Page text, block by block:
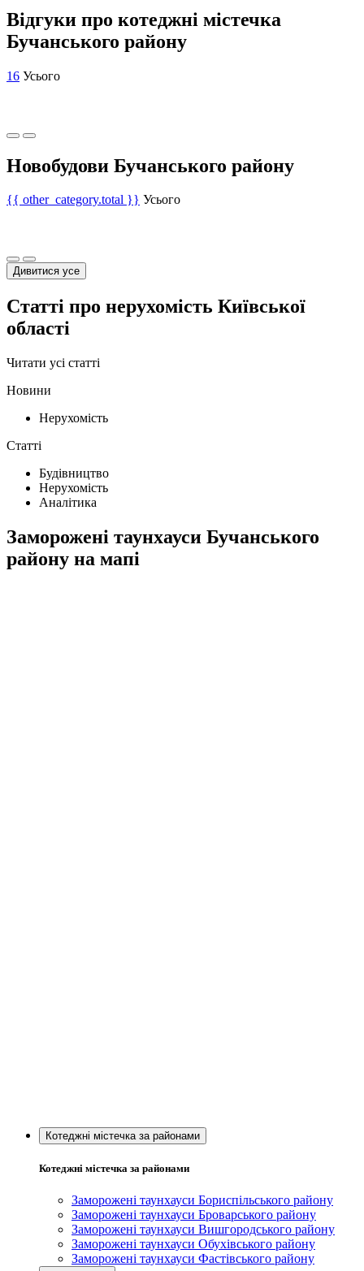
Відгуки про котеджні містечка
Бучанського району
16 Усього
Новобудови Бучанського району
{{ other_category.total }} Усього
Дивитися усе
Статті про нерухомість Київської
області
Читати усі статті
Новини
Нерухомість
Статті
Будівництво
Нерухомість
Аналітика
Заморожені таунхауси Бучанського
району на мапі
Котеджні містечка за районами
Котеджні містечка за районами
Заморожені таунхауси Бориспільського району
Заморожені таунхауси Броварського району
Заморожені таунхауси Вишгородського району
Заморожені таунхауси Обухівського району
Заморожені таунхауси Фастівського району